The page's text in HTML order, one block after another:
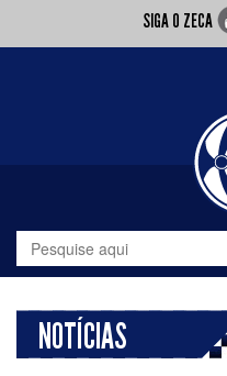
SIGA O ZECA
NOTÍCIAS